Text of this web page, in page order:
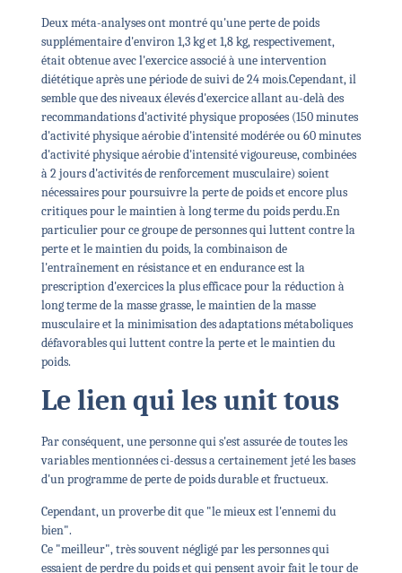
Deux méta-analyses ont montré qu'une perte de poids
supplémentaire d'environ 1,3 kg et 1,8 kg, respectivement,
était obtenue avec l'exercice associé à une intervention
diététique après une période de suivi de 24 mois.Cependant, il
semble que des niveaux élevés d'exercice allant au-delà des
recommandations d'activité physique proposées (150 minutes
d'activité physique aérobie d'intensité modérée ou 60 minutes
d'activité physique aérobie d'intensité vigoureuse, combinées
à 2 jours d'activités de renforcement musculaire) soient
nécessaires pour poursuivre la perte de poids et encore plus
critiques pour le maintien à long terme du poids perdu.En
particulier pour ce groupe de personnes qui luttent contre la
perte et le maintien du poids, la combinaison de
l'entraînement en résistance et en endurance est la
prescription d'exercices la plus efficace pour la réduction à
long terme de la masse grasse, le maintien de la masse
musculaire et la minimisation des adaptations métaboliques
défavorables qui luttent contre la perte et le maintien du
poids.
Le lien qui les unit tous
Par conséquent, une personne qui s'est assurée de toutes les
variables mentionnées ci-dessus a certainement jeté les bases
d'un programme de perte de poids durable et fructueux.
Cependant, un proverbe dit que "le mieux est l'ennemi du
bien".
Ce "meilleur", très souvent négligé par les personnes qui
essaient de perdre du poids et qui pensent avoir fait le tour de